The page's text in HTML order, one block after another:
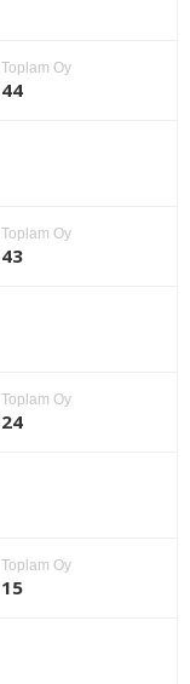
Toplam Oy
44
Toplam Oy
43
Toplam Oy
24
Toplam Oy
15